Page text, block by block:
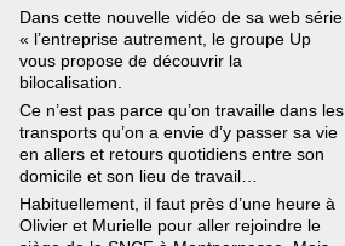
Dans cette nouvelle vidéo de sa web série
« l’entreprise autrement, le groupe Up
vous propose de découvrir la
bilocalisation.
Ce n’est pas parce qu’on travaille dans les
transports qu’on a envie d’y passer sa vie
en allers et retours quotidiens entre son
domicile et son lieu de travail…
Habituellement, il faut près d’une heure à
Olivier et Murielle pour aller rejoindre le